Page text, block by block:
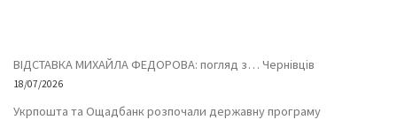
ВІДСТАВКА МИХАЙЛА ФЕДОРОВА: погляд з… Чернівців
18/07/2026
Укрпошта та Ощадбанк розпочали державну програму